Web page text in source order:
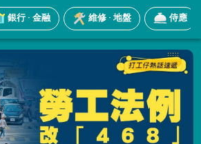
銀行 · 金融 維修 · 地盤 侍應